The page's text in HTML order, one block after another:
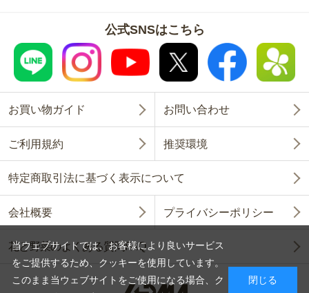
公式SNSはこちら
お買い物ガイド お問い合わせ
ご利用規約 推奨環境
特定商取引法に基づく表示について
会社概要 プライバシーポリシー
花と野菜のよくある質問FAQ
当ウェブサイトでは、お客様により良いサービス
をご提供するため、クッキーを使用しています。
このまま当ウェブサイトをご使用になる場合、ク
閉じる